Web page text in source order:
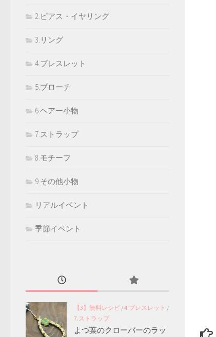
2.ピアス・イヤリング
3.リング
4.ブレスレット
5.ブローチ
6.ヘアー小物
7.ストラップ
8.モチーフ
9.その他小物
リアルイベント
季節イベント
【3】無料レシピ /4.ブレスレット /
7.ストラップ
よつ葉のクローバーのラッ